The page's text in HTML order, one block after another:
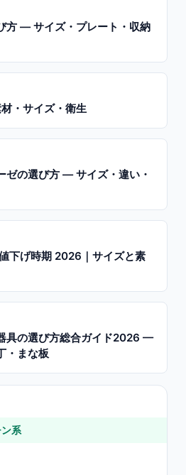
方 — サイズ・プレート・収納
・サイズ・衛生
ゼの選び方 — サイズ・違い・
下げ時期 2026｜サイズと素
具の選び方総合ガイド2026 —
・まな板
系